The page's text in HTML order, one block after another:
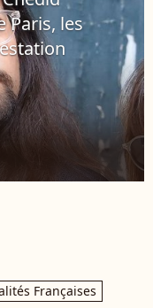
Paris, les
Françaises